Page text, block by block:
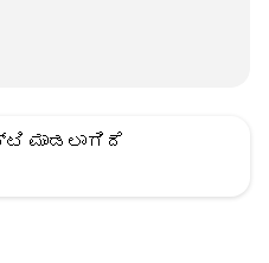
ಮಾಡಲಾಗಿದೆ